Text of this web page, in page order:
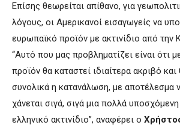
Επίσης θεωρείται απίθανο, για
λόγους, οι Αμερικανοί εισαγωγείς να
ευρωπαϊκό προϊόν με ακτινίδιο από την
“Αυτό που μας προβληματίζει είναι ότι
προϊόν θα καταστεί ιδιαίτερα ακριβό
συνολικά η κατανάλωση, με αποτέλεσμα
χάνεται σιγά, σιγά μια πολλά
ελληνικό ακτινίδιο”, αναφέρει o